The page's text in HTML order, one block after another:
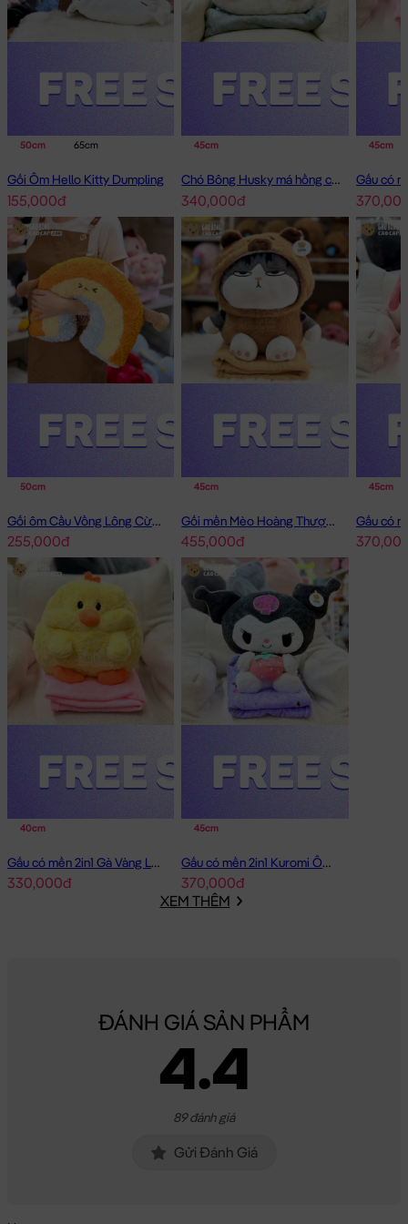
Gối ôm đút tay Voi Bông
50cm 65cm
Gối Ôm Hello Kitty Dumpling
155,000đ
45cm
Chó Bông Husky má hồng có mền 2in1
340,000đ
45cm
50cm
Gối ôm Cầu Vồng Lông Cừu Sky Babies
255,000đ
45cm
Gối mền Mèo Hoàng Thượng cosplay Capybara
455,000đ
45cm
40cm
Gấu có mền 2in1 Gà Vàng Lông Smooth
330,000đ
45cm
Gấu có mền 2in1 Kuromi Ôm Dâu
370,000đ
XEM THÊM
ĐÁNH GIÁ SẢN PHẨM
4.4
89 đánh giá
Gửi Đánh Giá